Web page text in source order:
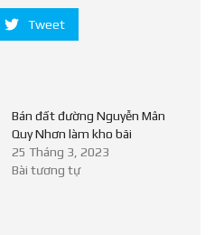
Tweet
Bán đất đường Nguyễn Mân
Quy Nhơn làm kho bãi
25 Tháng 3, 2023
Bài tương tự